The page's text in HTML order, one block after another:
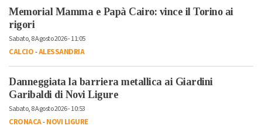
Memorial Mamma e Papà Cairo: vince il Torino ai
rigori
Sabato, 8 Agosto 2026 - 11:05
CALCIO-ALESSANDRIA
Danneggiata la barriera metallica ai Giardini
Garibaldi di Novi Ligure
Sabato, 8 Agosto 2026 - 10:53
CRONACA-NOVI LIGURE